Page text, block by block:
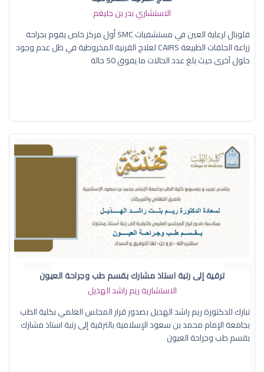
الاستشاري بدر بن جليغم
قلوبال لرعاية العين في مستشفيات SMC أول مركز خاص يقوم بجراحة
زراعة الحلقات الطبيعة CAIRS لعلاج القرنية المخروطية في ظل عدم وجود
حلول آخرى حيث بلغ عدد الحالات ما يفوق 50 حالة
ترقية إلى رتبة استاذ مشارك بقسم طب وجراحة العيون
الاستشارية ريم راشد الهذيل
نبارك للدكتورة ريم راشد الهذيل بصدور قرار المجلس العلمي بكلية الطب
بجامعة الإمام محمد بن سعود الإسلامية بالترقية إلى رتبة استاذ مشارك
بقسم طب وجراحة العيون